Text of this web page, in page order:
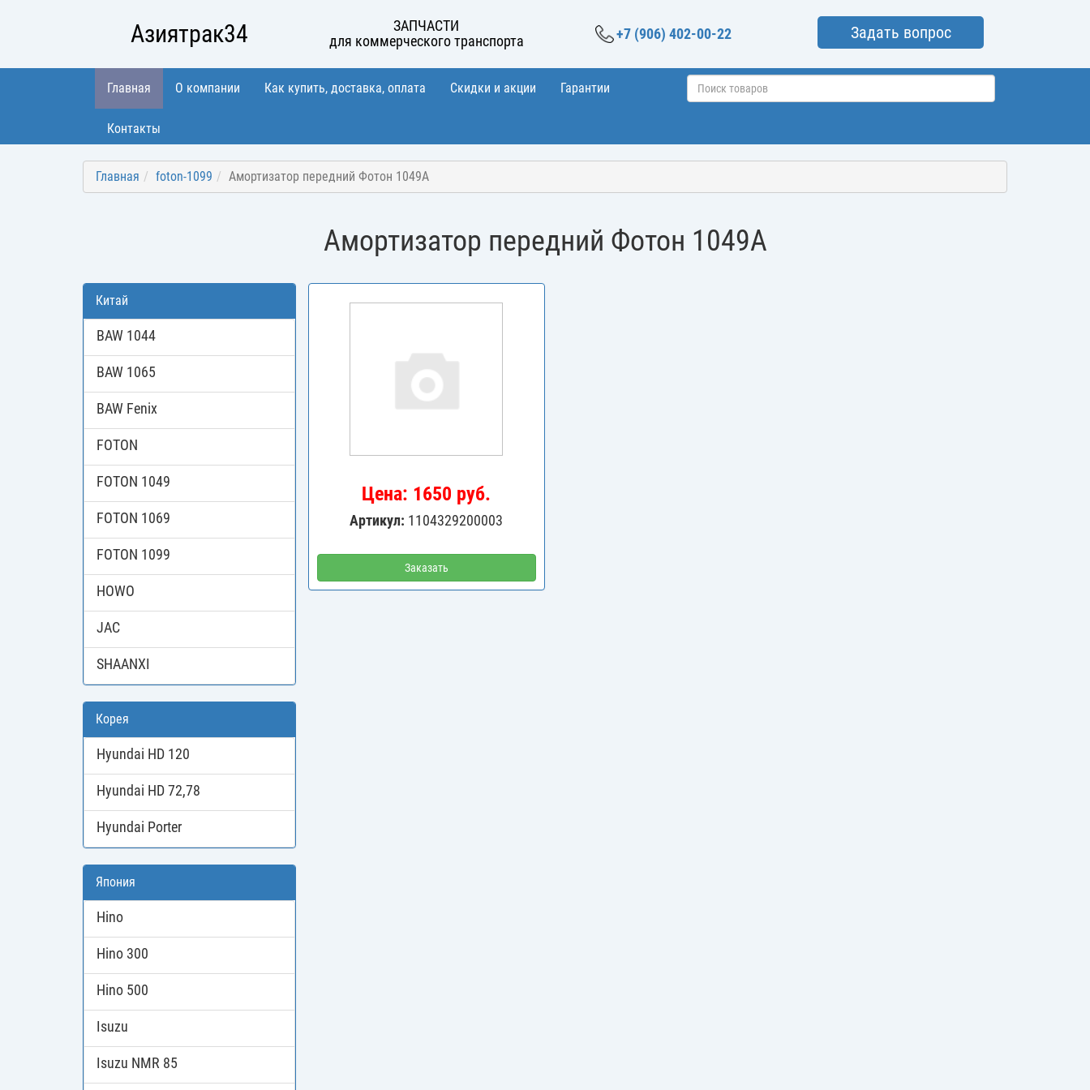
Азиятрак34
ЗАПЧАСТИ
для коммерческого транспорта
+7 (906) 402-00-22 Задать вопрос
Главная О компании Как купить, доставка, оплата Скидки и акции Гарантии
Контакты
Главная foton-1099 Амортизатор передний Фотон 1049А
Амортизатор передний Фотон 1049А
Китай
BAW 1044
BAW 1065
BAW Fenix
FOTON
FOTON 1049
FOTON 1069
FOTON 1099
HOWO
JAC
SHAANXI
Корея
Hyundai HD 120
Hyundai HD 72,78
Hyundai Porter
Япония
Hino
Hino 300
Hino 500
Isuzu
Isuzu NMR 85
Цена: 1650 руб.
Артикул: 1104329200003
Заказать